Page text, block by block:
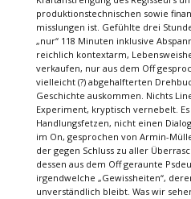
produktionstechnischen sowie
misslungen ist. Gefühlte drei
„nur“ 118 Minuten inklusive
reichlich kontextarm,
verkaufen, nur aus dem Off
vielleicht (?) abgehalfterten
Geschichte auskommen. Nichts
Experiment, kryptisch vernebelt.
Handlungsfetzen, nicht einen
im On, gesprochen von Armin-
der gegen Schluss zu aller
dessen aus dem Off geraunte
irgendwelche „Gewissheiten“,
unverständlich bleibt. Was wir